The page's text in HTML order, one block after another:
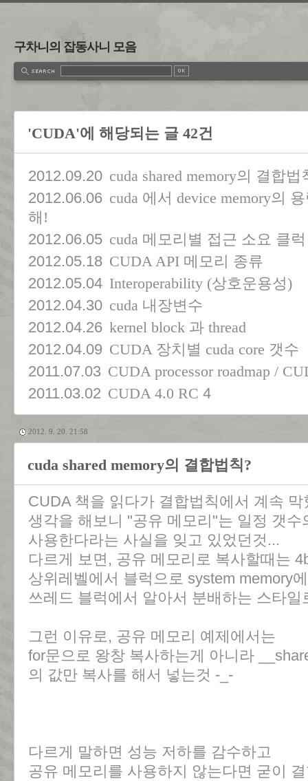
구차니의 잡동사니 모음
'CUDA'에 해당되는 글 42건
2012.09.20 cuda shared memory의 결합법
2012.06.06 cuda 에서 device memory의
해!
2012.06.05 cuda 메모리별 접근 소요 클
2012.05.18 CUDA API 메모리 종류
2012.05.04 Interoperability (상호운용성)
2012.04.30 cuda 내장변수
2012.04.26 kernel block 과 thread
2012.04.09 CUDA 장치별 cuda core 갯수
2011.07.03 CUDA processor roadmap /
2011.03.02 CUDA 4.0 RC 4
2012. 9. 20. 21:58
cuda shared memory의 결합법칙?
CUDA 책을 읽다가 결합법칙에서 계속 막
생각을 해보니 "공유 메모리"는 일정 갯
사용한다라는 사실을 잊고 있었던것...
다르게 보면, 공유 메모리로 복사할때는
상위레벨에서 블럭으로 system memory
쓰레드 블럭에서 알아서 분배하는 스타
그런 이유로, 공유 메모리 예제에서는
for문으로 왕창 복사하는게 아니라
의 값만 복사를 해서 넣는것 -_-
다르게 말하면 성능 저하를 감수하고
공유 메모리를 사용하지 않는다면 굳이